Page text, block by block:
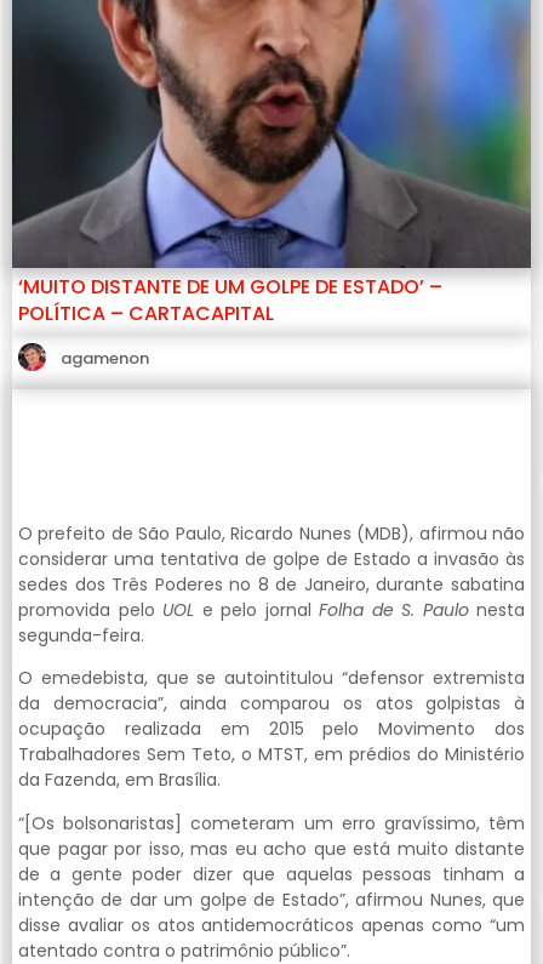
‘MUITO DISTANTE DE UM GOLPE DE ESTADO’ –
POLÍTICA – CARTACAPITAL
agamenon
O prefeito de São Paulo, Ricardo Nunes (MDB), afirmou não
considerar uma tentativa de golpe de Estado a invasão às
sedes dos Três Poderes no 8 de Janeiro, durante sabatina
promovida pelo UOL e pelo jornal Folha de S. Paulonesta
segunda-feira.
O emedebista, que se autointitulou “defensor extremista
da democracia”, ainda comparou os atos golpistas à
ocupação realizada em 2015 pelo Movimento dos
Trabalhadores Sem Teto, o MTST, em prédios do Ministério
da Fazenda, em Brasília.
“[Os bolsonaristas] cometeram um erro gravíssimo, têm
que pagar por isso, mas eu acho que está muito distante
de a gente poder dizer que aquelas pessoas tinham a
intenção de dar um golpe de Estado”, afirmou Nunes, que
disse avaliar os atos antidemocráticos apenas como “um
atentado contra o patrimônio público”.